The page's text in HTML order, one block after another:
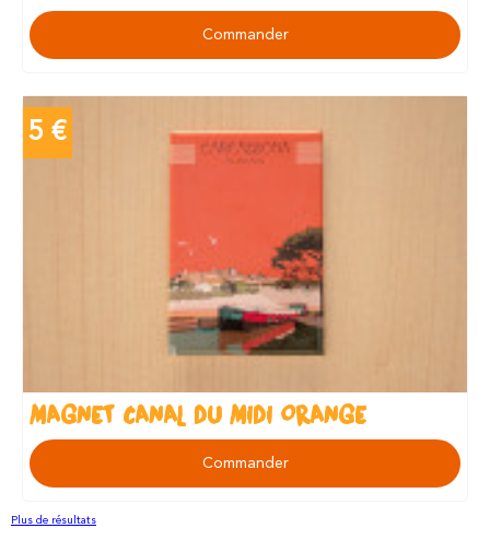
Commander
MAGNET CANAL DU MIDI ORANGE
Commander
5 €
Plus de résultats